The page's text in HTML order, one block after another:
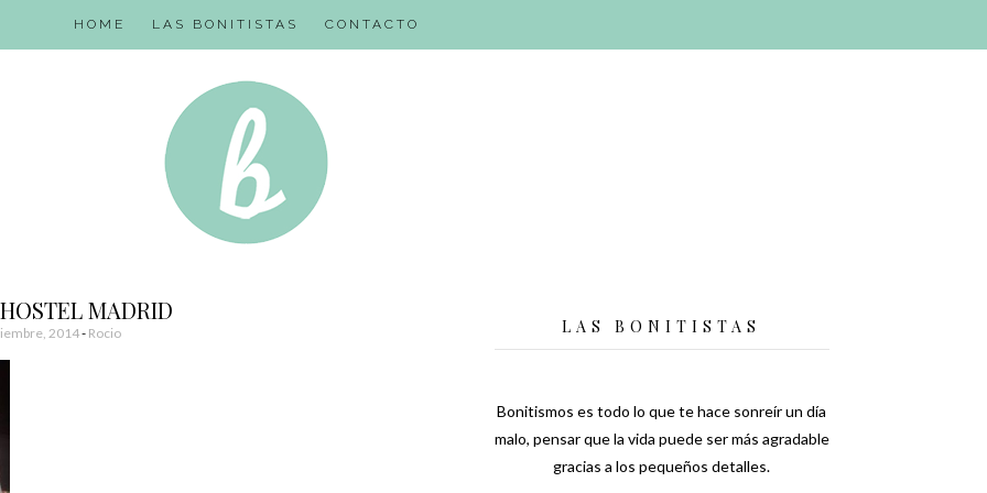
HOME LAS BONITISTAS CONTACTO
MADRID
2014- Rocio LAS BONITISTAS
Bonitismos es todo lo que te hace sonreír un día
malo, pensar que la vida puede ser más agradable
gracias a los pequeños detalles.